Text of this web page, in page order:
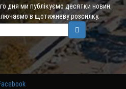
дня ми публікуємо десятки новин.
в щотижневу розсилку.